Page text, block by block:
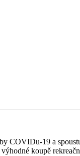
COVIDu-19 a
koupě